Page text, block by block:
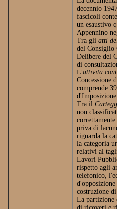
decennio
fascicoli
un esaustivo
Appennino
Tra gli atti
del Consiglio
Delibere del
di
L'attività
Concessione
comprende
Tra il
non
priva di
riguarda la
la categoria
relativi al
Lavori
rispetto agli
telefonico,
costruzione
La partizione
di ricoveri e